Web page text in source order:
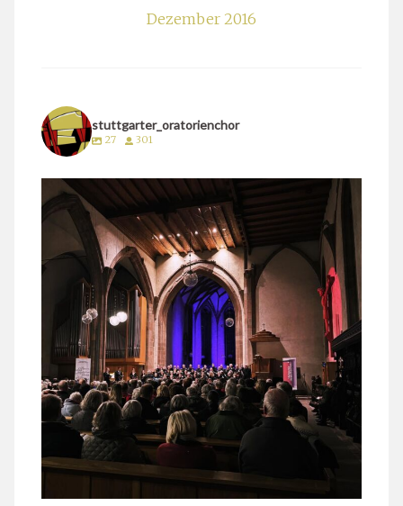
Dezember 2016
stuttgarter_oratorienchor
27 301
stuttgarter_oratorienchor
März 24